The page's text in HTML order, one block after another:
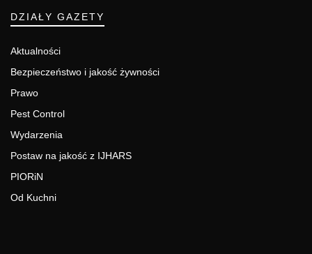
DZIAŁY GAZETY
Aktualności
Bezpieczeństwo i jakość żywności
Prawo
Pest Control
Wydarzenia
Postaw na jakość z IJHARS
PIORiN
Od Kuchni